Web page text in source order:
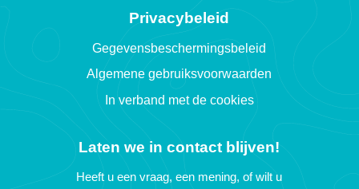
Privacybeleid
Gegevensbeschermingsbeleid
Algemene gebruiksvoorwaarden
In verband met de cookies
Laten we in contact blijven!
Heeft u een vraag, een mening, of wilt u